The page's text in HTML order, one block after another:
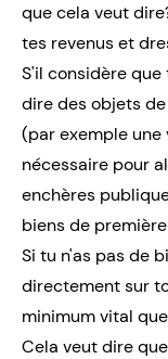
que cela veut
tes revenus et
S'il considère
dire des objets
(par exemple
nécessaire pour
enchères
biens de
Si tu n'as pas de
directement sur
minimum vital
Cela veut dire